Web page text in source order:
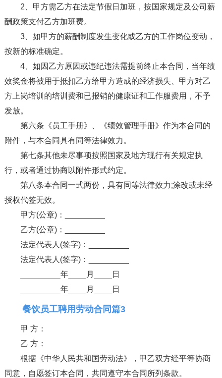
2、甲方需乙方在法定节假日加班，按国家规定及公司薪
酬政策支付乙方加班费。
3、如甲方的薪酬制度发生变化或乙方的工作岗位变动，
按新的标准确定。
4、如因乙方原因或违纪违法需提前终止本合同，当年绩
效奖金将被用于抵扣乙方给甲方造成的经济损失、甲方对乙
方上岗培训的培训费和已报销的健康证和工作服费用，不予
发放。
第六条《员工手册》、《绩效管理手册》作为本合同的
附件，与本合同具有同等法律效力。
第七条其他未尽事项按照国家及地方现行有关规定执
行，或者通过协商以附件形式约定。
第八条本合同一式两份，具有同等法律效力;涂改或未经
授权代签无效。
甲方(公章)：_________
乙方(公章)：_________
法定代表人(签字)：_________
法定代表人(签字)：_________
_________年____月____日
_________年____月____日
餐饮员工聘用劳动合同篇3
甲 方：
乙 方：
根据《中华人民共和国劳动法》，甲乙双方经平等协商
同意，自愿签订本合同，共同遵守本合同所列条款。